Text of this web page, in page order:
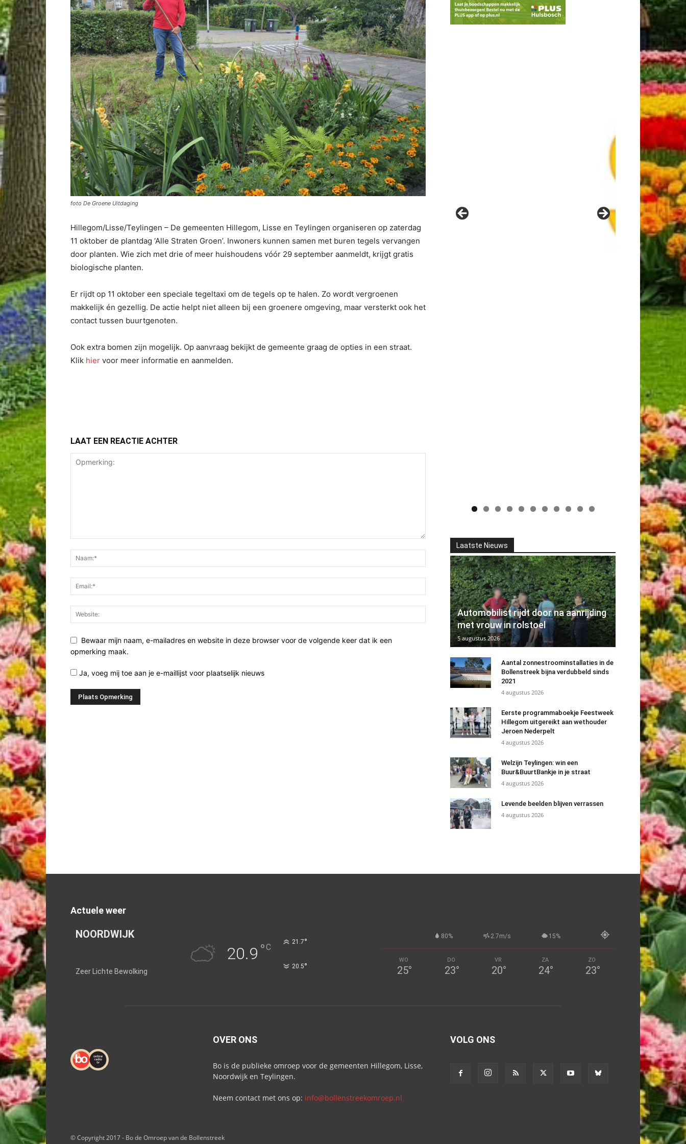
foto De Groene Uitdaging
Hillegom/Lisse/Teylingen – De gemeenten Hillegom, Lisse en Teylingen organiseren op zaterdag
11 oktober de plantdag ‘Alle Straten Groen’. Inwoners kunnen samen met buren tegels vervangen
door planten. Wie zich met drie of meer huishoudens vóór 29 september aanmeldt, krijgt gratis
biologische planten.
Er rijdt op 11 oktober een speciale tegeltaxi om de tegels op te halen. Zo wordt vergroenen
makkelijk én gezellig. De actie helpt niet alleen bij een groenere omgeving, maar versterkt ook het
contact tussen buurtgenoten.
Ook extra bomen zijn mogelijk. Op aanvraag bekijkt de gemeente graag de opties in een straat.
Klik hier voor meer informatie en aanmelden.
LAAT EEN REACTIE ACHTER
Bewaar mijn naam, e-mailadres en website in deze browser voor de volgende keer dat ik een
opmerking maak.
Ja, voeg mij toe aan je e-maillijst voor plaatselijk nieuws
Laatste Nieuws
Automobilist rijdt door na aanrijding
met vrouw in rolstoel
5 augustus 2026
Aantal zonnestroominstallaties in de
Bollenstreek bijna verdubbeld sinds
2021
4 augustus 2026
Eerste programmaboekje Feestweek
Hillegom uitgereikt aan wethouder
Jeroen Nederpelt
4 augustus 2026
Welzijn Teylingen: win een
Buur&BuurtBankje in je straat
4 augustus 2026
Levende beelden blijven verrassen
4 augustus 2026
Actuele weer
NOORDWIJK
Zeer Lichte Bewolking
20.9 °C
21.7°
20.5°
80% 2.7m/s 15%
WO
25°
DO
23°
VR
20°
ZA
24°
ZO
23°
OVER ONS
Bo is de publieke omroep voor de gemeenten Hillegom, Lisse,
Noordwijk en Teylingen.
Neem contact met ons op: info@bollenstreekomroep.nl
VOLG ONS
© Copyright 2017 - Bo de Omroep van de Bollenstreek